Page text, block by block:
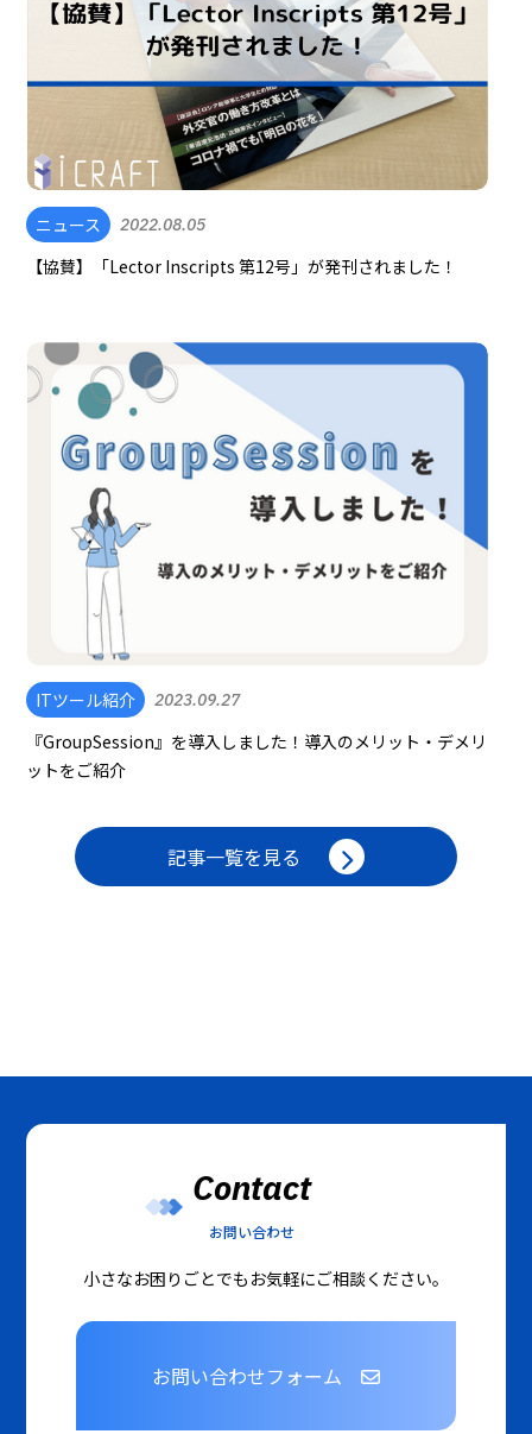
ニュース 2022.08.05
【協賛】「Lector Inscripts 第12号」が発刊されました！
ITツール紹介 2023.09.27
『GroupSession』を導入しました！導入のメリット・デメリ
ットをご紹介
記事一覧を見る
Contact
お問い合わせ
小さなお困りごとでもお気軽にご相談ください。
お問い合わせフォーム